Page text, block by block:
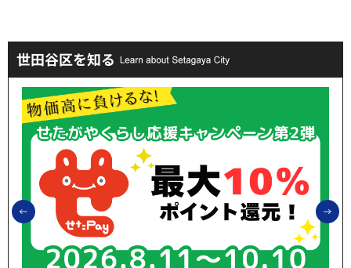
世田谷区を知る
前のスライドを表示